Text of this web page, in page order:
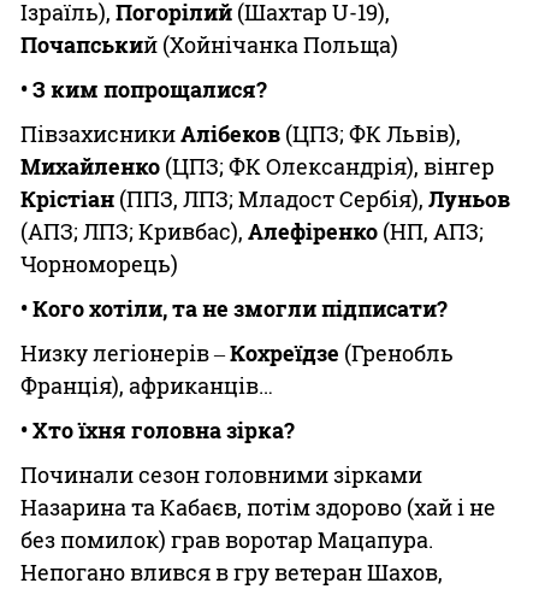
Ізраїль), Погорілий (Шахтар U-19),
Почапський (Хойнічанка Польща)
• З ким попрощалися?
ПівзахисникиАлібеков (ЦПЗ; ФК Львів),
Михайленко (ЦПЗ; ФК Олександрія), вінгер
Крістіан (ППЗ, ЛПЗ; Младост Сербія), Луньов
(АПЗ; ЛПЗ; Кривбас), Алефіренко (НП, АПЗ;
Чорноморець)
• Кого хотіли, та не змогли підписати?
Низку легіонерів ‒Кохреїдзе (Гренобль
Франція), африканців…
• Хто їхня головна зірка?
Починали сезон головними зірками
Назарина та Кабаєв, потім здорово (хай і не
без помилок) грав воротар Мацапура.
Непогано влився в гру ветеран Шахов,